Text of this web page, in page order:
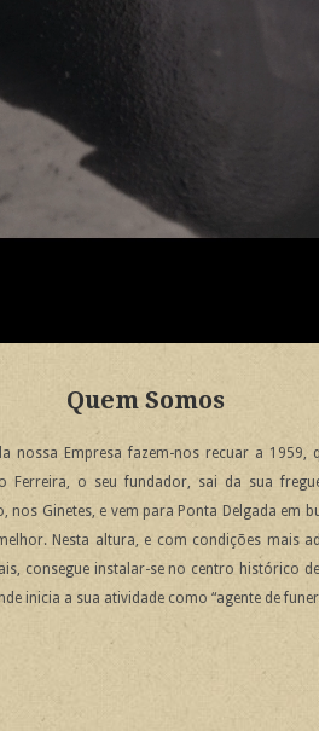
Quem Somos
nossa Empresa fazem-nos recuar a 1959,
Ferreira, o seu fundador, sai da sua
nos Ginetes, e vem para Ponta Delgada em
Nesta altura, e com condições mais
consegue instalar-se no centro histórico
inicia a sua atividade como “agente de